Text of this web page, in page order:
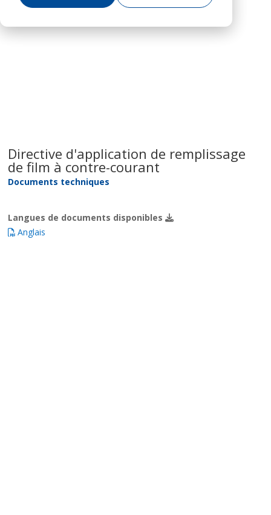
Directive d'application de remplissage
de film à contre-courant
Documents techniques
Langues de documents disponibles
Anglais